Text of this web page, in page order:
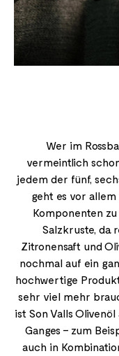
Wer im
vermeintlich
jedem der fünf,
geht es vor
Komponenten
Salzkruste, da
Zitronensaft und
nochmal auf ein
hochwertige
sehr viel mehr
ist Son Valls
Ganges – zum
auch in